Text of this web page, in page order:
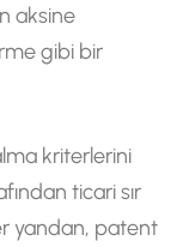
aksine
gibi bir
kriterlerini
ticari sır
yandan, patent